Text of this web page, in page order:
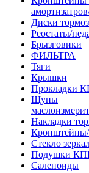
Диски
Реостаты/
Брызговики
ФИЛЬТРА
Тяги
Крышки
Прокладки
Щупы
Накладки
Стекло
Подушки
Саленоиды